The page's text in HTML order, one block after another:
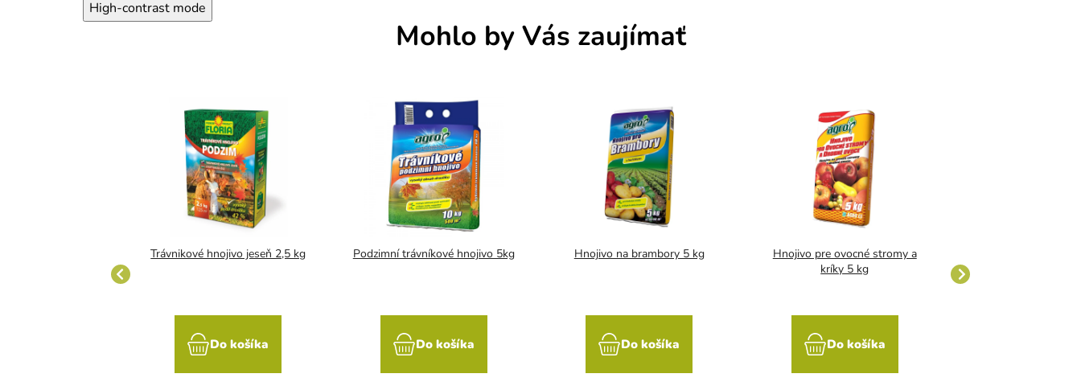
High-contrast mode
Mohlo by Vás zaujímať
Trávnikové hnojivo jeseň 2,5 kg
Do košíka
Podzimní trávníkové hnojivo 5kg
Do košíka
Hnojivo na brambory 5 kg
Do košíka
Hnojivo pre ovocné stromy a
kríky 5 kg
Do košíka